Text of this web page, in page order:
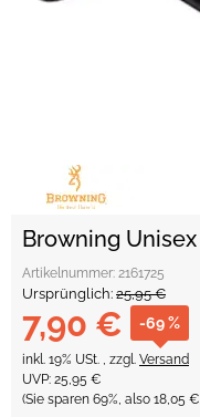
Browning
Artikelnummer: 2161725
Ursprünglich: 25,95 €
7,90 € -69 %
inkl. 19% USt. , zzgl. Versand
UVP: 25,95 €
(Sie sparen 69%, also 18,05 €